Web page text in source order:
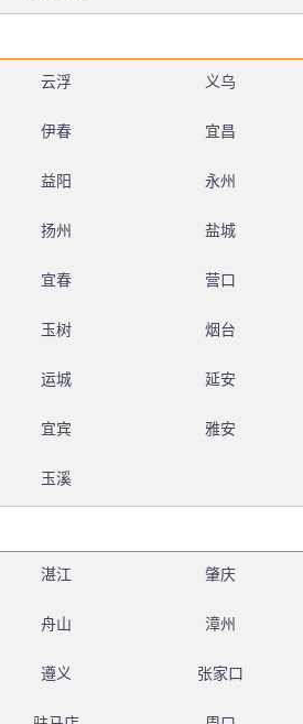
云浮 义乌
伊春 宜昌
益阳 永州
扬州 盐城
宜春 营口
玉树 烟台
运城 延安
宜宾 雅安
玉溪
湛江 肇庆
舟山 漳州
遵义 张家口